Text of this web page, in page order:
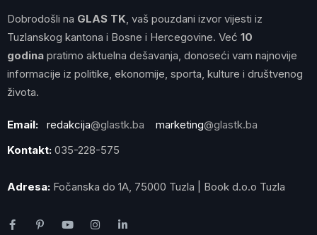
Dobrodošli na GLAS TK , vaš pouzdani izvor vijesti iz
Tuzlanskog kantona i Bosne i Hercegovine. Već 10
godina pratimo aktuelna dešavanja, donoseći vam najnovije
informacije iz politike, ekonomije, sporta, kulture i društvenog
života.
Email: redakcija@glastk.ba marketing@glastk.ba
Kontakt: 035-228-575
Adresa: Fočanska do 1A, 75000 Tuzla | Book d.o.o Tuzla